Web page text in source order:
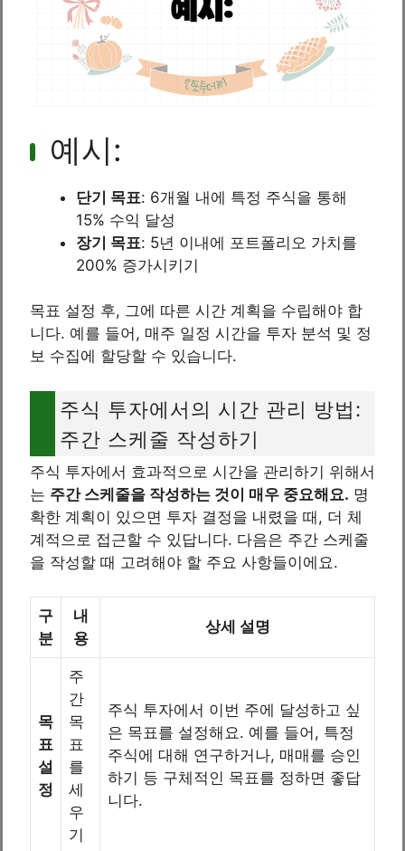
예시:
단기 목표: 6개월 내에 특정 주식을 통해
15% 수익 달성
장기 목표: 5년 이내에 포트폴리오 가치를
200% 증가시키기
목표 설정 후, 그에 따른 시간 계획을 수립해야 합
니다. 예를 들어, 매주 일정 시간을 투자 분석 및 정
보 수집에 할당할 수 있습니다.
주식 투자에서의 시간 관리 방법:
주간 스케줄 작성하기
주식 투자에서 효과적으로 시간을 관리하기 위해서
는 주간 스케줄을 작성하는 것이 매우 중요해요. 명
확한 계획이 있으면 투자 결정을 내렸을 때, 더 체
계적으로 접근할 수 있답니다. 다음은 주간 스케줄
을 작성할 때 고려해야 할 주요 사항들이에요.
구
분
내
용
상세 설명
목
표
설
정
주
간
목
표
를
세
우
기
주식 투자에서 이번 주에 달성하고 싶
은 목표를 설정해요. 예를 들어, 특정
주식에 대해 연구하거나, 매매를 승인
하기 등 구체적인 목표를 정하면 좋답
니다.